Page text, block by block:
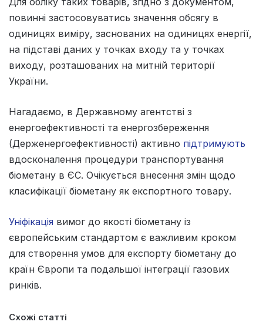
повинні застосовуватись значення обсягу в
одиницях виміру, заснованих на одиницях енергії,
на підставі даних у точках входу та у точках
виходу, розташованих на митній території
України.
Нагадаємо, в Державному агентстві з
енергоефективності та енергозбереження
(Держенергоефективності) активно підтримують
вдосконалення процедури транспортування
біометану в ЄС. Очікується внесення змін щодо
класифікації біометану як експортного товару.
Уніфікація вимог до якості біометану із
європейським стандартом є важливим кроком
для створення умов для експорту біометану до
країн Європи та подальшої інтеграції газових
ринків.
Схожі статті